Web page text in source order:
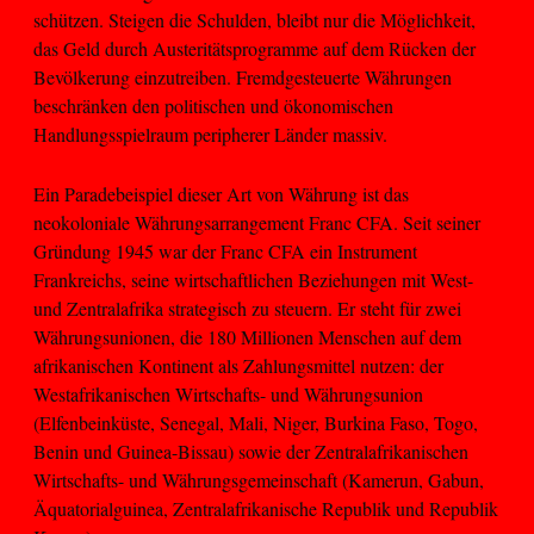
schützen. Steigen die Schulden, bleibt nur die Möglichkeit,
das Geld durch Austeritätsprogramme auf dem Rücken der
Bevölkerung einzutreiben. Fremdgesteuerte Währungen
beschränken den politischen und ökonomischen
Handlungsspielraum peripherer Länder massiv.
Ein Paradebeispiel dieser Art von Währung ist das
neokoloniale Währungsarrangement Franc CFA. Seit seiner
Gründung 1945 war der Franc CFA ein Instrument
Frankreichs, seine wirtschaftlichen Beziehungen mit West-
und Zentralafrika strategisch zu steuern. Er steht für zwei
Währungsunionen, die 180 Millionen Menschen auf dem
afrikanischen Kontinent als Zahlungsmittel nutzen: der
Westafrikanischen Wirtschafts- und Währungsunion
(Elfenbeinküste, Senegal, Mali, Niger, Burkina Faso, Togo,
Benin und Guinea-Bissau) sowie der Zentralafrikanischen
Wirtschafts- und Währungsgemeinschaft (Kamerun, Gabun,
Äquatorialguinea, Zentralafrikanische Republik und Republik